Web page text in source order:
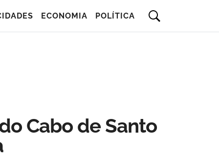
ECONOMIA POLÍTICA
Cabo de Santo